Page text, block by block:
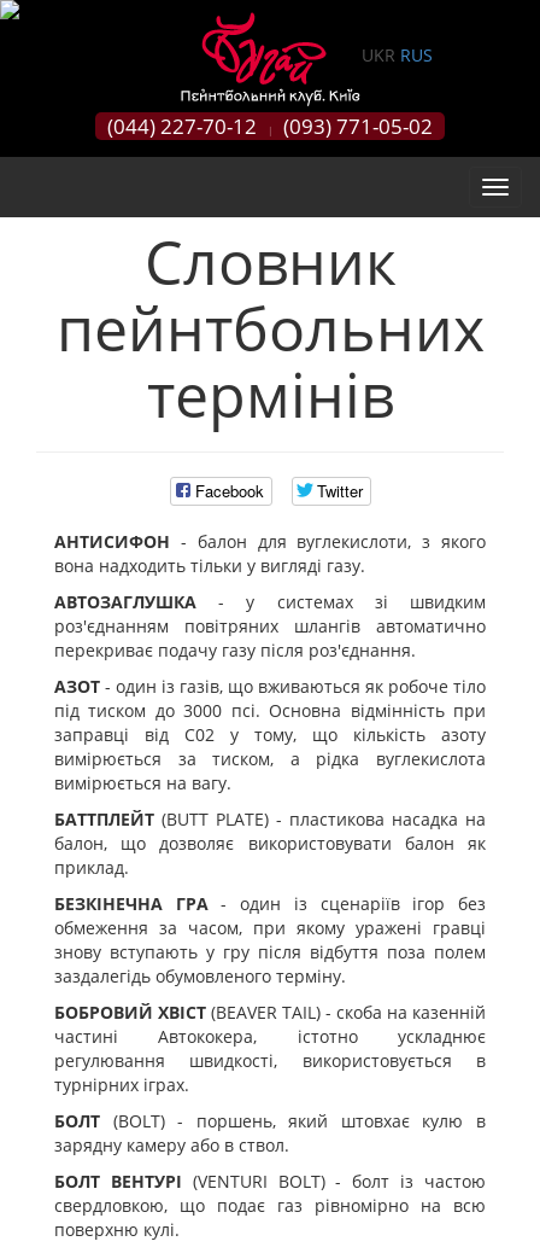
UKR RUS
(044) 227-70-12 | (093) 771-05-02
Словник
пейнтбольних
термінів
Facebook Twitter
АНТИСИФОН - балон для вуглекислоти, з якого
вона надходить тільки у вигляді газу.
АВТОЗАГЛУШКА - у системах зі швидким
роз'єднанням повітряних шлангів автоматично
перекриває подачу газу після роз'єднання.
АЗОТ - один із газів, що вживаються як робоче тіло
під тиском до 3000 псі. Основна відмінність при
заправці від С02 у тому, що кількість азоту
вимірюється за тиском, а рідка вуглекислота
вимірюється на вагу.
БАТТПЛЕЙТ (BUTT PLATE) - пластикова насадка на
балон, що дозволяє використовувати балон як
приклад.
БЕЗКІНЕЧНА ГРА- один із сценаріїв ігор без
обмеження за часом, при якому уражені гравці
знову вступають у гру після відбуття поза полем
заздалегідь обумовленого терміну.
БОБРОВИЙ ХВІСТ (BEAVER TAIL) - скоба на казенній
частині Автококера, істотно ускладнює
регулювання швидкості, використовується в
турнірних іграх.
БОЛТ (BOLT) - поршень, який штовхає кулю в
зарядну камеру або в ствол.
БОЛТ ВЕНТУРІ (VENTURI BOLT) - болт із частою
свердловкою, що подає газ рівномірно на всю
поверхню кулі.